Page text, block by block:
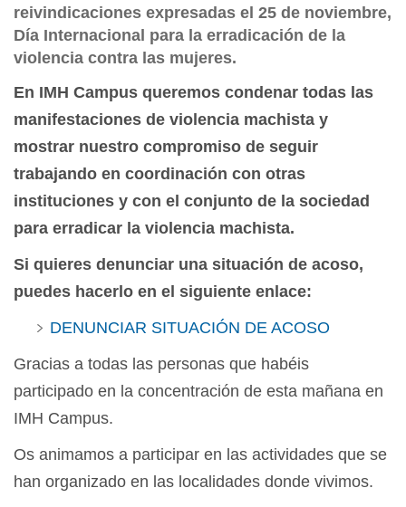
reivindicaciones expresadas el 25 de noviembre,
Día Internacional para la erradicación de la
violencia contra las mujeres.
En IMH Campus queremos condenar todas las
manifestaciones de violencia machista y
mostrar nuestro compromiso de seguir
trabajando en coordinación con otras
instituciones y con el conjunto de la sociedad
para erradicar la violencia machista.
Si quieres denunciar una situación de acoso,
puedes hacerlo en el siguiente enlace:
DENUNCIAR SITUACIÓN DE ACOSO
Gracias a todas las personas que habéis
participado en la concentración de esta mañana en
IMH Campus.
Os animamos a participar en las actividades que se
han organizado en las localidades donde vivimos.